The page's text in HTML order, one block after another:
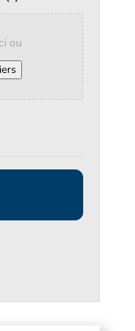
ou